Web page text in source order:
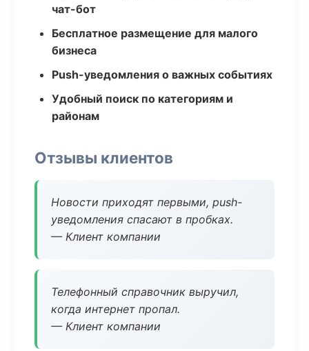
чат-бот
Бесплатное размещение для малого
бизнеса
Push-уведомления о важных событиях
Удобный поиск по категориям и
районам
Отзывы клиентов
Новости приходят первыми, push-
уведомления спасают в пробках.
— Клиент компании
Телефонный справочник выручил,
когда интернет пропал.
— Клиент компании